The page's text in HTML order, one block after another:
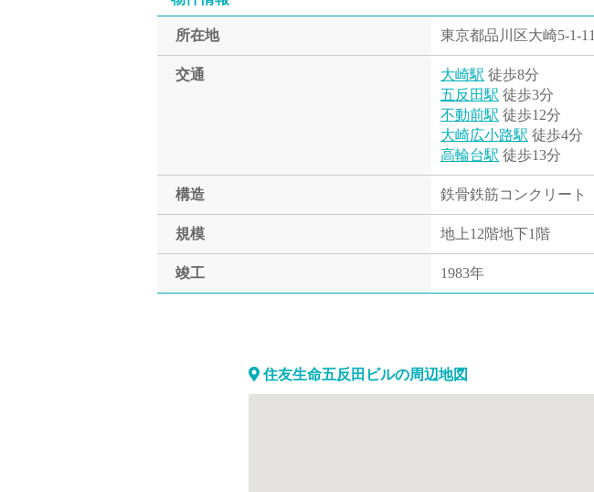
所在地 東京都品川区大崎5-1-11
交通 大崎駅 徒歩8分
五反田駅 徒歩3分
不動前駅 徒歩12分
大崎広小路駅 徒歩4分
高輪台駅 徒歩13分
構造 鉄骨鉄筋コンクリート
規模 地上12階地下1階
竣工 1983年
住友生命五反田ビルの周辺地図